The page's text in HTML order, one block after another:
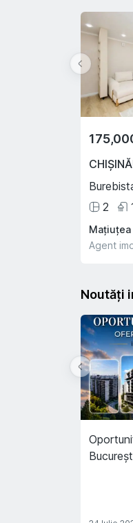
2
Agent
Noutăți